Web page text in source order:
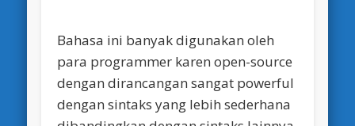
Bahasa ini banyak digunakan oleh
para programmer karen open-source
dengan dirancangan sangat powerful
dengan sintaks yang lebih sederhana